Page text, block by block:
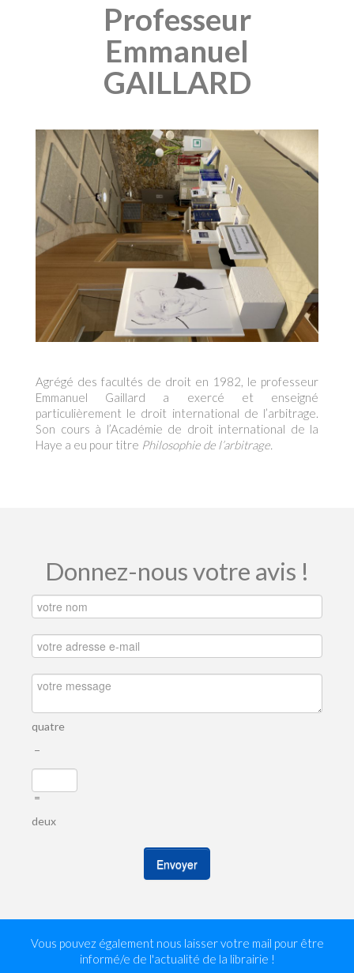
Professeur
Emmanuel
GAILLARD
Agrégé des facultés de droit en 1982, le professeur
Emmanuel Gaillard a exercé et enseigné
particulièrement le droit international de l’arbitrage.
Son cours à l’Académie de droit international de la
Haye a eu pour titre Philosophie de l’arbitrage.
Donnez-nous votre avis !
quatre
−
=
deux
Envoyer
Vous pouvez également nous laisser votre mail pour être
informé/e de l'actualité de la librairie !